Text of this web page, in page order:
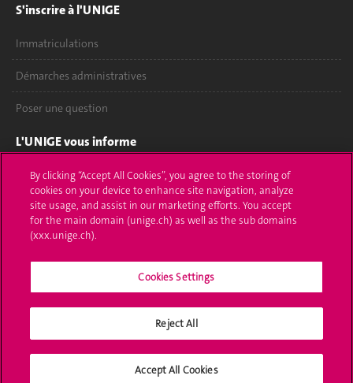
S'inscrire à l'UNIGE
Immatriculations
Démarches administratives
Poser une question
L'UNIGE vous informe
UNIGE Mobile
Médias
Offres d'emploi
Calendrier académique
Médias sociaux UNIGE
By clicking “Accept All Cookies”, you agree to the storing of
cookies on your device to enhance site navigation, analyze
site usage, and assist in our marketing efforts. You accept
for the main domain (unige.ch) as well as the sub domains
(xxx.unige.ch).
Cookies Settings
Reject All
Accept All Cookies